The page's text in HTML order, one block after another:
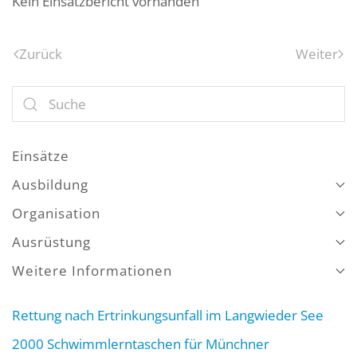
Zurück Weiter
Einsätze
Ausbildung
Organisation
Ausrüstung
Weitere Informationen
Rettung nach Ertrinkungsunfall im Langwieder See
2000 Schwimmlerntaschen für Münchner